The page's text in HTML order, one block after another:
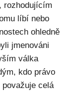
rozhodujícím
líbí nebo
ohledně
jmenováni
válka
kdo právo
celá